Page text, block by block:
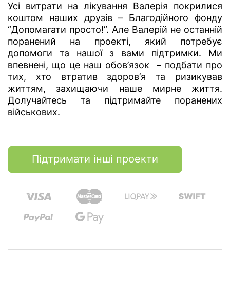
Усі витрати на лікування Валерія покрилися
коштом наших друзів – Благодійного фонду
“Допомагати просто!”. Але Валерій не останній
поранений на проекті, який потребує
допомоги та нашої з вами підтримки. Ми
впевнені, що це наш обов’язок – подбати про
тих, хто втратив здоров’я та ризикував
життям, захищаючи наше мирне життя.
Долучайтесь та підтримайте поранених
військових.
Підтримати інші проекти